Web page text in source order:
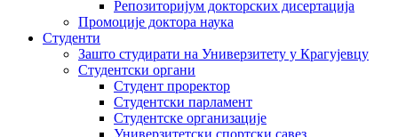
Репозиторијум докторских дисертација
Промоције доктора наука
Студенти
Зашто студирати на Универзитету у Крагујевцу
Студентски органи
Студент проректор
Студентски парламент
Студентске организације
Универзитетски спортски савез